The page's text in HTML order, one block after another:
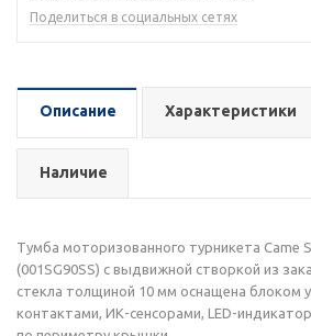
Поделиться в социальных сетях
Описание Характеристики
Наличие
Тумба моторизованного турникета Came
(001SG90SS) с выдвижной створкой из
стекла толщиной 10 мм оснащена блоком
контактами, ИК-сенсорами, LED-